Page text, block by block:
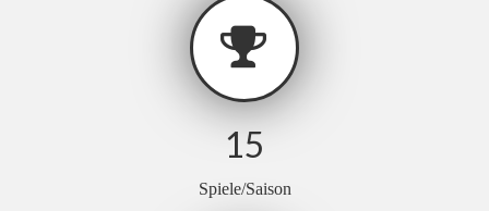
15
Spiele/Saison